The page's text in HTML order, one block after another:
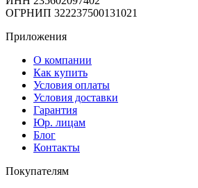
ОГРНИП 322237500131021
Приложения
О компании
Как купить
Условия оплаты
Условия доставки
Гарантия
Юр. лицам​
Блог
Контакты
Покупателям